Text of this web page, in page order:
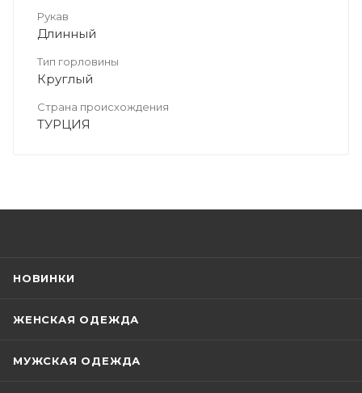
Рукав
Длинный
Тип горловины
Круглый
Страна происхождения
ТУРЦИЯ
НОВИНКИ
ЖЕНСКАЯ ОДЕЖДА
МУЖСКАЯ ОДЕЖДА